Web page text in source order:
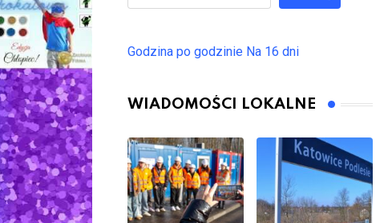
Godzina po godzinie Na 16 dni
WIADOMOŚCI LOKALNE